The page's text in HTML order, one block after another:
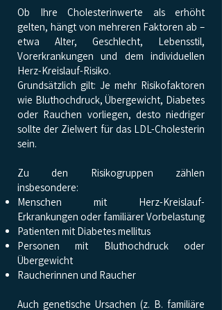
Ob Ihre Cholesterinwerte als erhöht
gelten, hängt von mehreren Faktoren ab –
etwa Alter, Geschlecht, Lebensstil,
Vorerkrankungen und dem individuellen
Herz-Kreislauf-Risiko.
Grundsätzlich gilt: Je mehr Risikofaktoren
wie Bluthochdruck, Übergewicht, Diabetes
oder Rauchen vorliegen, desto niedriger
sollte der Zielwert für das LDL-Cholesterin
sein.
Zu den Risikogruppen zählen
insbesondere:
Menschen mit Herz-Kreislauf-
Erkrankungen oder familiärer Vorbelastung
Patienten mit Diabetes mellitus
Personen mit Bluthochdruck oder
Übergewicht
Raucherinnen und Raucher
Auch genetische Ursachen (z. B. familiäre